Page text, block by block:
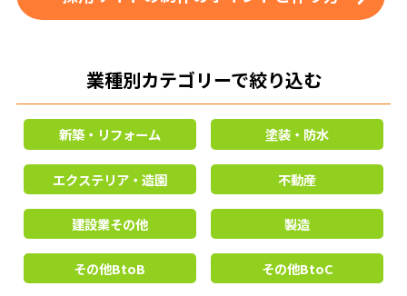
業種別カテゴリーで絞り込む
新築・リフォーム 塗装・防水
エクステリア・造園 不動産
建設業その他 製造
その他BtoB その他BtoC